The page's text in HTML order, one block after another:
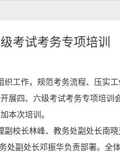
考试考务专项培训
织工作，规范考务流程、压实
展四、六级考试考务专项培训
本次培训。
校长林峰、教务处副处长南晓
处副处长邓振华负责部署。全